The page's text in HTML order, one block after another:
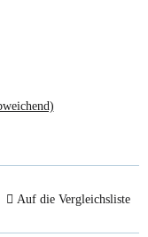
Auf die Vergleichsliste